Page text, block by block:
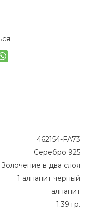
462154-FA73
Серебро 925
Золочение в два слоя
1 алпанит черный
алпанит
1.39 гр.